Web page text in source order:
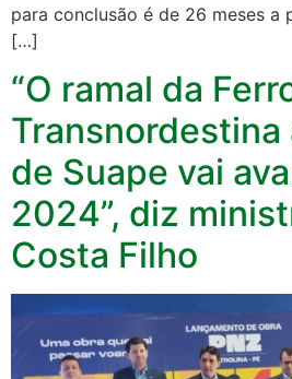
para conclusão é de 26 meses a
[…]
“O ramal da
Transnordestina
de Suape vai
2024”, diz
Costa Filho